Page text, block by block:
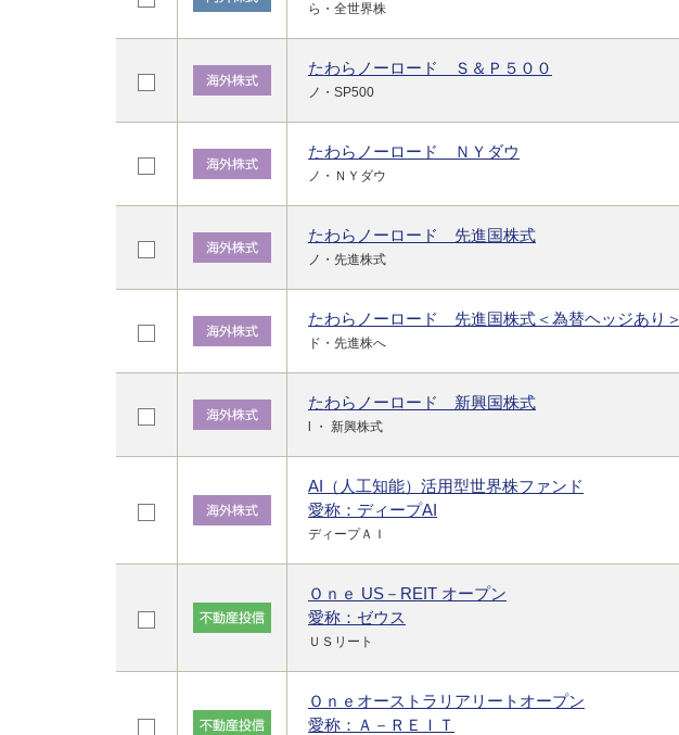
ら・全世界株
たわらノーロード Ｓ＆Ｐ５００
ノ・SP500
たわらノーロード ＮＹダウ
ノ・ＮＹダウ
たわらノーロード 先進国株式
ノ・先進株式
たわらノーロード 先進国株式＜為替ヘッジあり＞
ド・先進株へ
たわらノーロード 新興国株式
l ・ 新興株式
AI（人工知能）活用型世界株ファンド
愛称：ディープAI
ディープＡＩ
Ｏｎｅ US－REIT オープン
愛称：ゼウス
ＵＳリート
Ｏｎｅオーストラリアリートオープン
愛称：Ａ－ＲＥＩＴ